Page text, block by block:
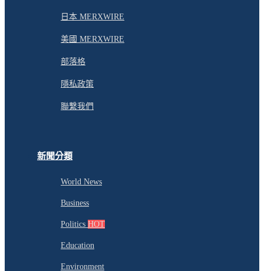
日本 MERXWIRE
美國 MERXWIRE
部落格
隱私政策
聯繫我們
新聞分類
World News
Business
Politics HOT
Education
Environment